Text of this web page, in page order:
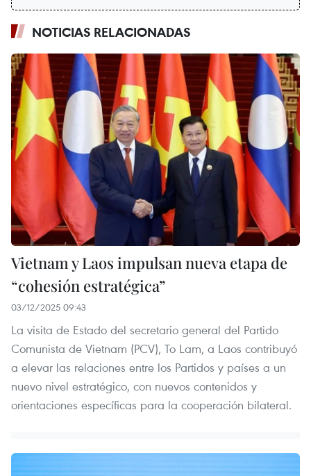
NOTICIAS RELACIONADAS
Vietnam y Laos impulsan nueva etapa de
“cohesión estratégica”
03/12/2025 09:43
La visita de Estado del secretario general del Partido
Comunista de Vietnam (PCV), To Lam, a Laos contribuyó
a elevar las relaciones entre los Partidos y países a un
nuevo nivel estratégico, con nuevos contenidos y
orientaciones específicas para la cooperación bilateral.